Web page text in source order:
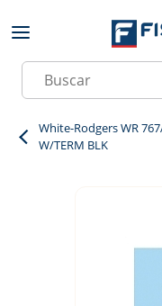
Skip to main
Site Search
White-Rodgers WR
W/TERM BLK